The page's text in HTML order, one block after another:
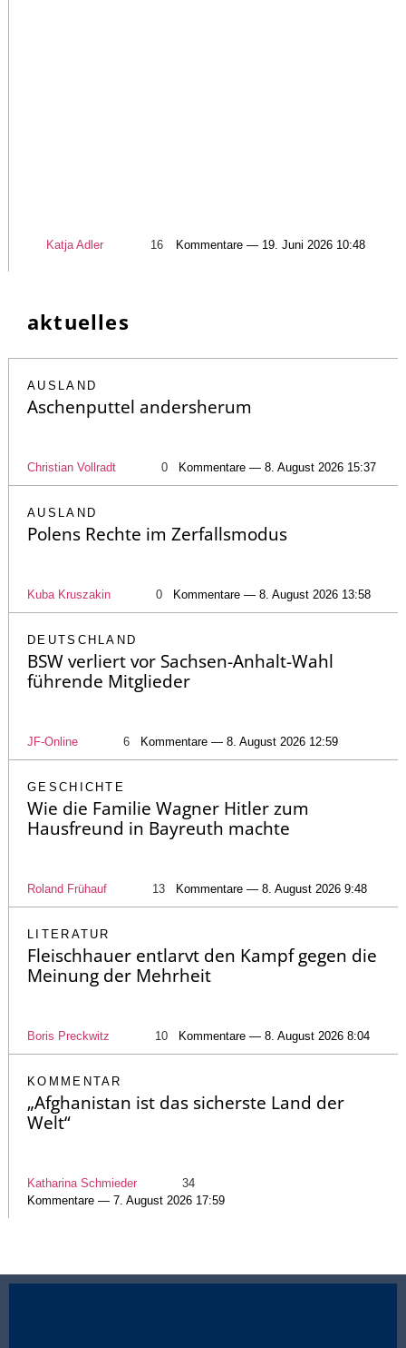
Katja Adler 16 Kommentare — 19. Juni 2026 10:48
aktuelles
AUSLAND
Aschenputtel andersherum
Christian Vollradt 0 Kommentare — 8. August 2026 15:37
AUSLAND
Polens Rechte im Zerfallsmodus
Kuba Kruszakin 0 Kommentare — 8. August 2026 13:58
DEUTSCHLAND
BSW verliert vor Sachsen-Anhalt-Wahl
führende Mitglieder
JF-Online 6 Kommentare — 8. August 2026 12:59
GESCHICHTE
Wie die Familie Wagner Hitler zum
Hausfreund in Bayreuth machte
Roland Frühauf 13 Kommentare — 8. August 2026 9:48
LITERATUR
Fleischhauer entlarvt den Kampf gegen die
Meinung der Mehrheit
Boris Preckwitz 10 Kommentare — 8. August 2026 8:04
KOMMENTAR
„Afghanistan ist das sicherste Land der
Welt“
Katharina Schmieder
34
Kommentare — 7. August 2026 17:59